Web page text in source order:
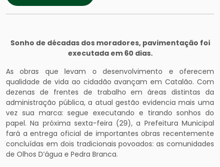
Sonho de décadas dos moradores, pavimentação foi
executada em 60 dias.
As obras que levam o desenvolvimento e oferecem
qualidade de vida ao cidadão avançam em Catalão. Com
dezenas de frentes de trabalho em áreas distintas da
administração pública, a atual gestão evidencia mais uma
vez sua marca: segue executando e tirando sonhos do
papel. Na próxima sexta-feira (29), a Prefeitura Municipal
fará a entrega oficial de importantes obras recentemente
concluídas em dois tradicionais povoados: as comunidades
de Olhos D’água e Pedra Branca.